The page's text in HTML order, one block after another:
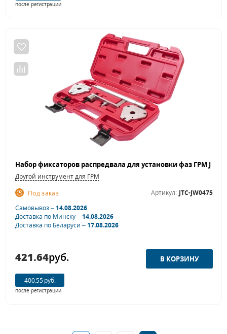
после регистрации
Другой инструмент для ГРМ
Под заказ
Артикул: JTC-JW0475
Самовывоз –14.08.2026
Доставка по Минску –14.08.2026
Доставка по Беларуси –17.08.2026
421.64руб.
400.55 руб.
после регистрации